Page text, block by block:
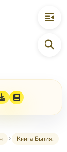
Книга Бытия.